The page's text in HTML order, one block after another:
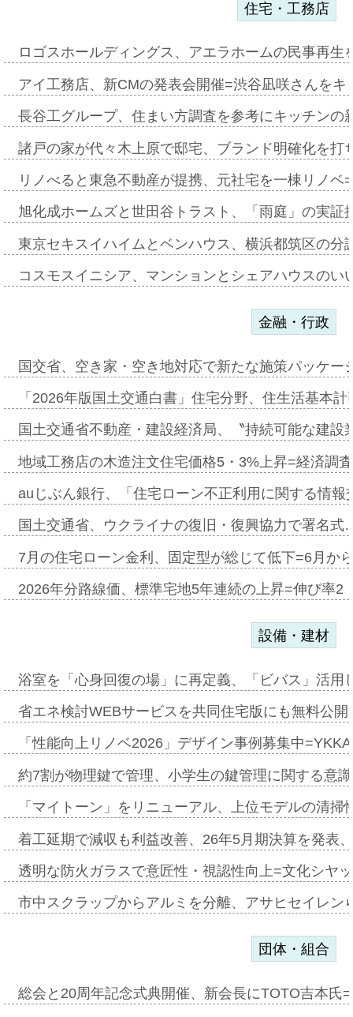
住宅・工務店
ロゴスホールディングス、アエラホームの民事再
アイ工務店、新CMの発表会開催=渋谷凪咲さんを
長谷工グループ、住まい方調査を参考にキッチン
諸戸の家が代々木上原で邸宅、ブランド明確化を
リノべると東急不動産が提携、元社宅を一棟リノ
旭化成ホームズと世田谷トラスト、「雨庭」の実
東京セキスイハイムとベンハウス、横浜都筑区の
コスモスイニシア、マンションとシェアハウスの
金融・行政
国交省、空き家・空き地対応で新たな施策パッケ
「2026年版国土交通白書」住宅分野、住生活基本
国土交通省不動産・建設経済局、〝持続可能な建
地域工務店の木造注文住宅価格5・3%上昇=経済調
auじぶん銀行、「住宅ローン不正利用に関する情
国土交通省、ウクライナの復旧・復興協力で署名
7月の住宅ローン金利、固定型が総じて低下=6月か
2026年分路線価、標準宅地5年連続の上昇=伸び率
設備・建材
浴室を「心身回復の場」に再定義、「ビバス」活
省エネ検討WEBサービスを共同住宅版にも無料公
「性能向上リノベ2026」デザイン事例募集中
約7割が物理鍵で管理、小学生の鍵管理に関する意
「マイトーン」をリニューアル、上位モデルの清
着工延期で減収も利益改善、26年5月期決算を発表
透明な防火ガラスで意匠性・視認性向上=文化シヤ
市中スクラップからアルミを分離、アサヒセイレ
団体・組合
総会と20周年記念式典開催、新会長にTOTO吉本氏